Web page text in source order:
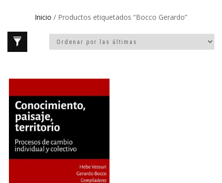
Inicio / Productos etiquetados “Bocco Gerardo”